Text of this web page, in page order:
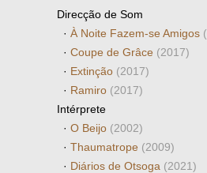
Direcção de Som
· À Noite Fazem-se Amigos
· Coupe de Grâce (2017)
· Extinção (2017)
· Ramiro (2017)
Intérprete
· O Beijo (2002)
· Thaumatrope (2009)
· Diários de Otsoga (2021)